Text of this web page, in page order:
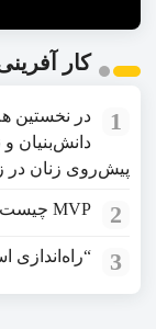
کار
1
در نخستین
دانش‌بنیان
پیش‌روی زنان در
2 MVP چیست و چگونه می‌توان بازار را با آن فراهم کرد؟
3 “راه‌اندازی